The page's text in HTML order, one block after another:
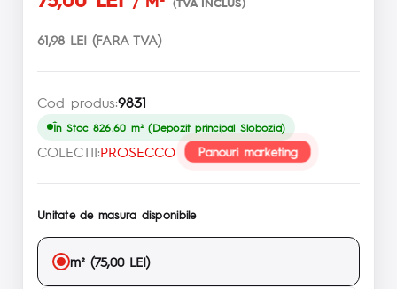
61,98 LEI (FARA TVA)
Cod produs:9831
În Stoc 826.60 m² (Depozit principal Slobozia)
COLECTII:PROSECCO Panouri marketing
Unitate de masura disponibile
m² (75,00 LEI)